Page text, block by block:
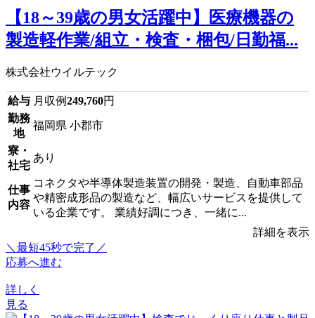
【18～39歳の男女活躍中】医療機器の
製造軽作業/組立・検査・梱包/日勤福...
株式会社ウイルテック
給与 月収例249,760円
勤務
地
福岡県 小郡市
寮・
社宅
あり
仕事
内容
コネクタや半導体製造装置の開発・製造、自動車部品
や精密成形品の製造など、幅広いサービスを提供して
いる企業です。 業績好調につき、一緒に...
詳細を表示
＼最短45秒で完了／
応募へ進む
詳しく
見る